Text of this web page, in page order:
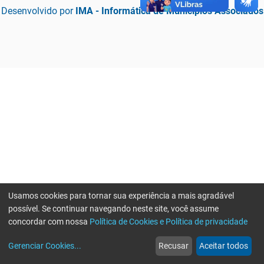
Desenvolvido por IMA - Informática de Municípios Associados
web
Notícias
more_horiz
Mais
Usamos cookies para tornar sua experiência a mais agradável
possível. Se continuar navegando neste site, você assume
concordar com nossa Política de Cookies e Política de privacidade
Gerenciar Cookies... Recusar Aceitar todos
Erro ao enviar informações, por favor tente novamente